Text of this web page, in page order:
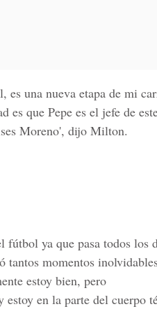
una nueva etapa de mi
es que Pepe es el jefe de
Moreno', dijo Milton.
fútbol ya que pasa todos los
tantos momentos
estoy bien, pero
en la parte del cuerpo